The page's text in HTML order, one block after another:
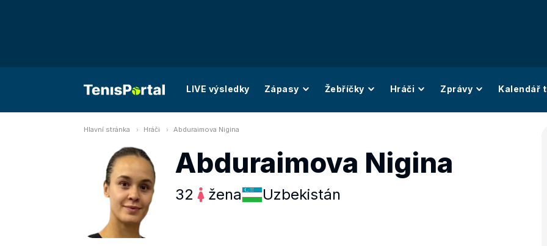
LIVE výsledky Zápasy Žebříčky Hráči Zprávy Kalendář
Hlavní stránka Hráči Abduraimova Nigina
Abduraimova Nigina
32 žena Uzbekistán